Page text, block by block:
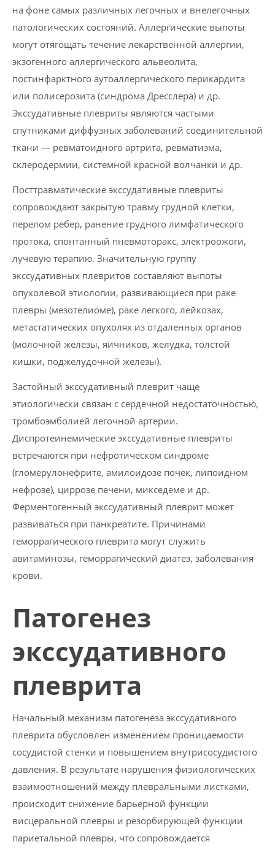
на фоне самых различных легочных и внелегочных
патологических состояний. Аллергические выпоты
могут отягощать течение лекарственной аллергии,
экзогенного аллергического альвеолита,
постинфарктного аутоаллергического перикардита
или полисерозита (синдрома Дресслера) и др.
Экссудативные плевриты являются частыми
спутниками диффузных заболеваний соединительной
ткани — ревматоидного артрита, ревматизма,
склеродермии, системной красной волчанки и др.
Посттравматические экссудативные плевриты
сопровождают закрытую травму грудной клетки,
перелом ребер, ранение грудного лимфатического
протока, спонтанный пневмоторакс, электроожоги,
лучевую терапию. Значительную группу
экссудативных плевритов составляют выпоты
опухолевой этиологии, развивающиеся при раке
плевры (мезотелиоме), раке легкого, лейкозах,
метастатических опухолях из отдаленных органов
(молочной железы, яичников, желудка, толстой
кишки, поджелудочной железы).
Застойный экссудативный плеврит чаще
этиологически связан с сердечной недостаточностью,
тромбоэмболией легочной артерии.
Диспротеинемические экссудативные плевриты
встречаются при нефротическом синдроме
(гломерулонефрите, амилоидозе почек, липоидном
нефрозе), циррозе печени, микседеме и др.
Ферментогенный экссудативный плеврит может
развиваться при панкреатите. Причинами
геморрагического плеврита могут служить
авитаминозы, геморрагический диатез, заболевания
крови.
Патогенез
экссудативного
плеврита
Начальный механизм патогенеза экссудативного
плеврита обусловлен изменением проницаемости
сосудистой стенки и повышением внутрисосудистого
давле­ния. В результате нарушения физиологических
взаимоотношений между плевральными листками,
происходит снижение барьерной функции
висцеральной плевры и резорбирующей функции
париетальной плевры, что сопровождается